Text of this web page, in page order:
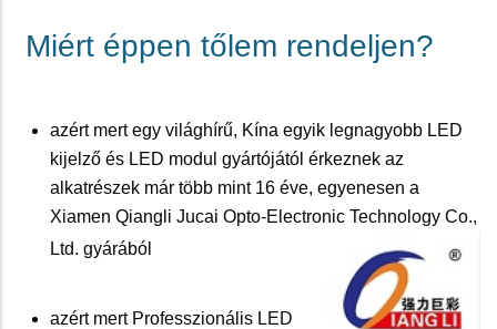
Miért éppen tőlem rendeljen?
azért mert egy világhírű, Kína egyik legnagyobb LED
kijelző és LED modul gyártójától érkeznek az
alkatrészek már több mint 16 éve, egyenesen a
Xiamen Qiangli Jucai Opto-Electronic Technology Co.,
Ltd. gyárából
azért mert Professzionális LED